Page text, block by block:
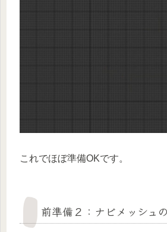
これでほぼ準備OKです。
前準備２：ナビメッシュ